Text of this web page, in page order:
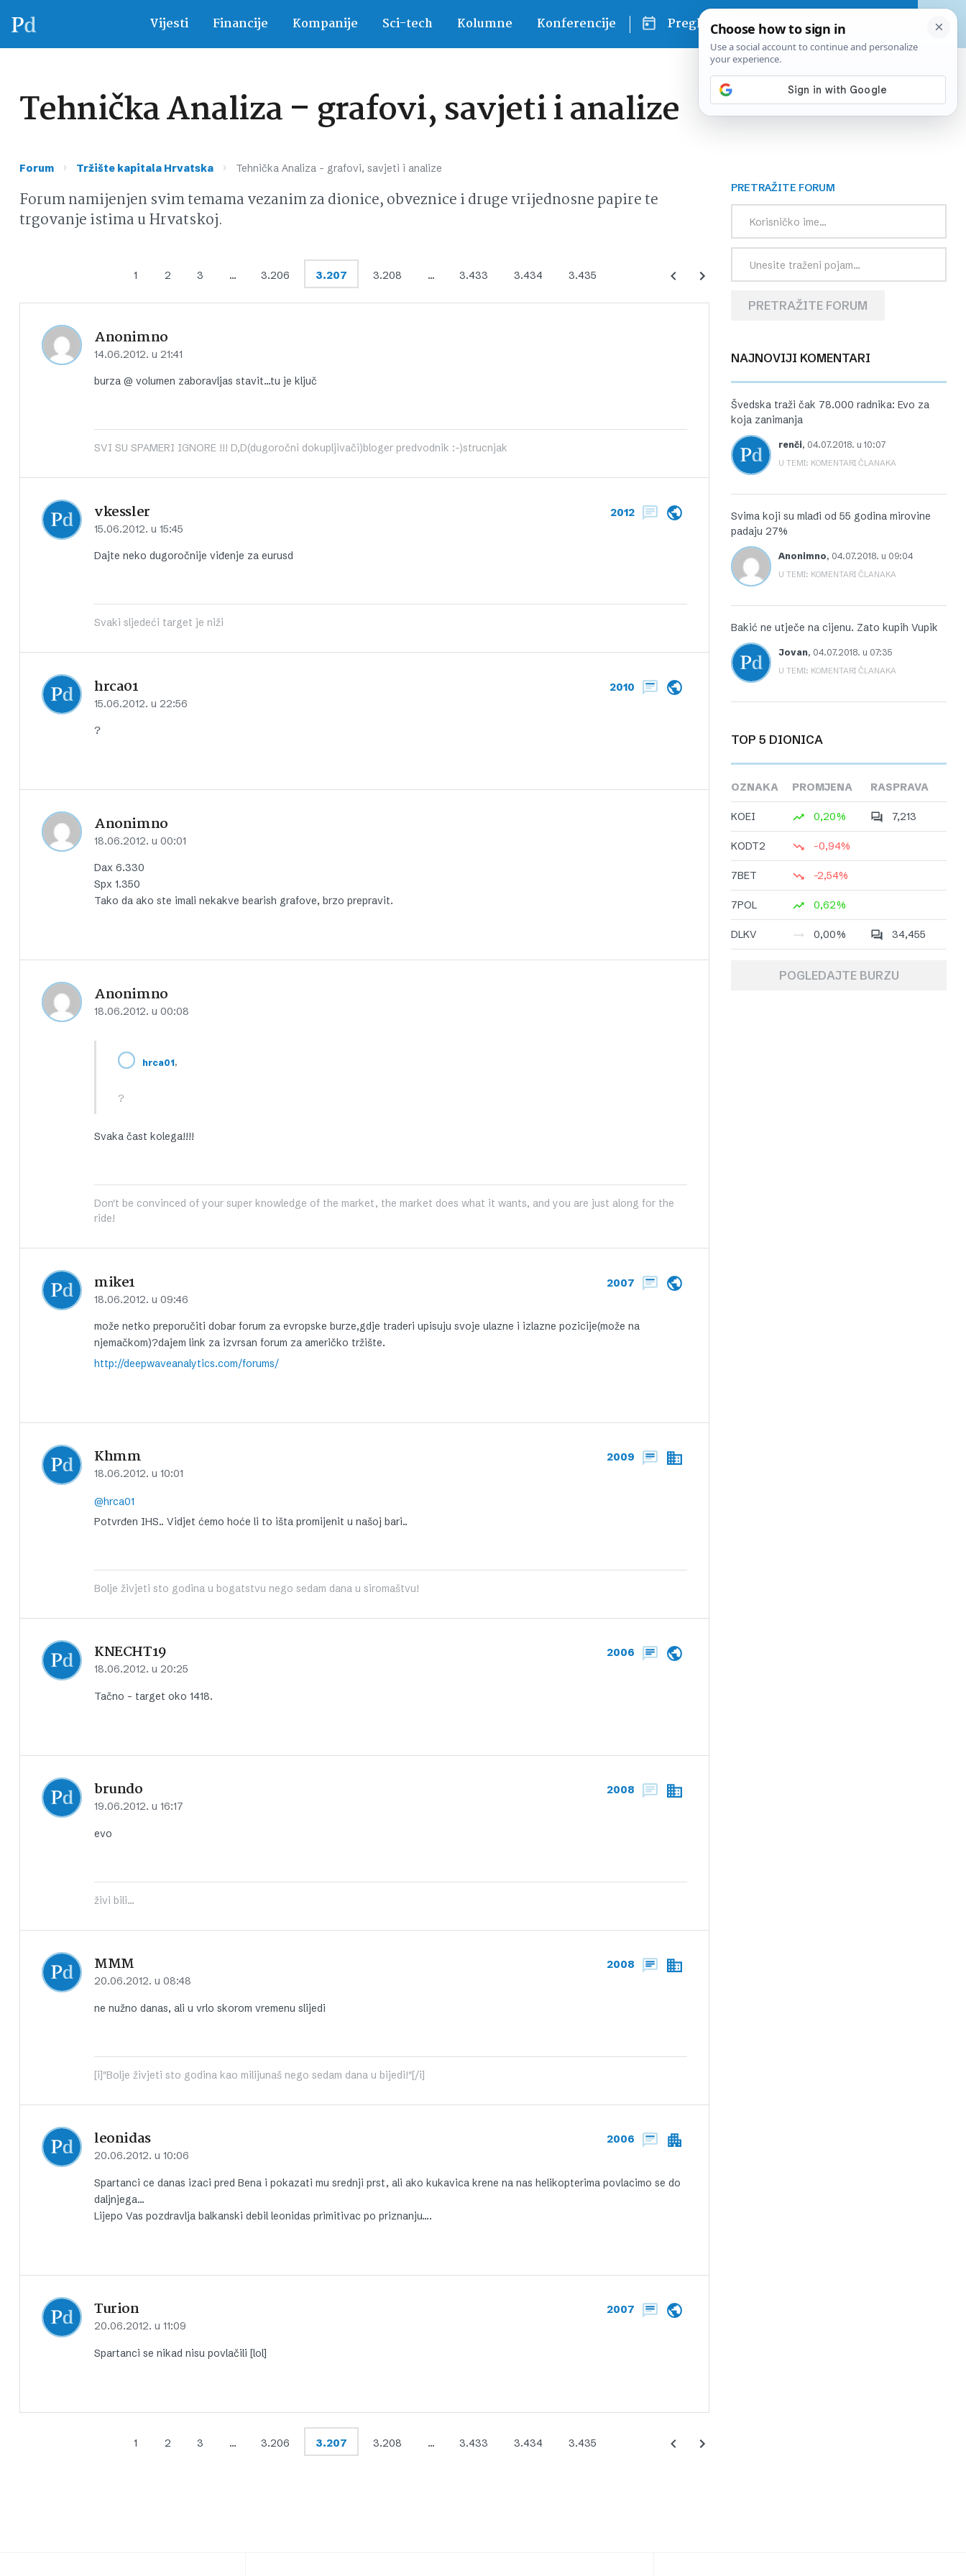
Vijesti Financije Kompanije Sci-tech Kolumne Konferencije Pregled dana
Tehnička Analiza – grafovi, savjeti i analize
Forum › Tržište kapitala Hrvatska › Tehnička Analiza – grafovi, savjeti i analize
Forum namijenjen svim temama vezanim za dionice, obveznice i druge vrijednosne papire te
trgovanje istima u Hrvatskoj.
1 2 3 … 3.206 3.207 3.208 … 3.433 3.434 3.435
Anonimno
14.06.2012. u 21:41
burza @ volumen zaboravljas stavit…tu je ključ
SVI SU SPAMERI IGNORE !!! D,D(dugoročni dokupljivači)bloger predvodnik :-)strucnjak
vkessler
15.06.2012. u 15:45
2012
Dajte neko dugoročnije viđenje za eurusd
Svaki sljedeći target je niži
hrca01
15.06.2012. u 22:56
2010
?
Anonimno
18.06.2012. u 00:01
Dax 6.330
Spx 1.350
Tako da ako ste imali nekakve bearish grafove, brzo prepravit.
Anonimno
18.06.2012. u 00:08
hrca01,
?
Svaka čast kolega!!!!
Don't be convinced of your super knowledge of the market, the market does what it wants, and you are just along for the
ride!
mike1
18.06.2012. u 09:46
2007
može netko preporučiti dobar forum za evropske burze,gdje traderi upisuju svoje ulazne i izlazne pozicije(može na
njemačkom)?dajem link za izvrsan forum za američko tržište.
http://deepwaveanalytics.com/forums/
Khmm
18.06.2012. u 10:01
2009
@hrca01
Potvrđen IHS.. Vidjet ćemo hoće li to išta promijenit u našoj bari..
Bolje živjeti sto godina u bogatstvu nego sedam dana u siromaštvu!
KNECHT19
18.06.2012. u 20:25
2006
Tačno – target oko 1418.
brundo
19.06.2012. u 16:17
2008
evo
živi bili...
MMM
20.06.2012. u 08:48
2008
ne nužno danas, ali u vrlo skorom vremenu slijedi
[i]"Bolje živjeti sto godina kao milijunaš nego sedam dana u bijedi!"[/i]
leonidas
20.06.2012. u 10:06
2006
Spartanci ce danas izaci pred Bena i pokazati mu srednji prst, ali ako kukavica krene na nas helikopterima povlacimo se do
daljnjega…
Lijepo Vas pozdravlja balkanski debil leonidas primitivac po priznanju….
Turion
20.06.2012. u 11:09
2007
Spartanci se nikad nisu povlačili [lol]
1 2 3 … 3.206 3.207 3.208 … 3.433 3.434 3.435
PRETRAŽITE FORUM
PRETRAŽITE FORUM
NAJNOVIJI KOMENTARI
Švedska traži čak 78.000 radnika: Evo za
koja zanimanja
renči, 04.07.2018. u 10:07
U TEMI: KOMENTARI ČLANAKA
Svima koji su mlađi od 55 godina mirovine
padaju 27%
Anonimno, 04.07.2018. u 09:04
U TEMI: KOMENTARI ČLANAKA
Bakić ne utječe na cijenu. Zato kupih Vupik
Jovan, 04.07.2018. u 07:35
U TEMI: KOMENTARI ČLANAKA
TOP 5 DIONICA
OZNAKA PROMJENA RASPRAVA
KOEI 0,20% 7,213
KODT2 -0,94%
7BET -2,54%
7POL 0,62%
DLKV 0,00% 34,455
POGLEDAJTE BURZU